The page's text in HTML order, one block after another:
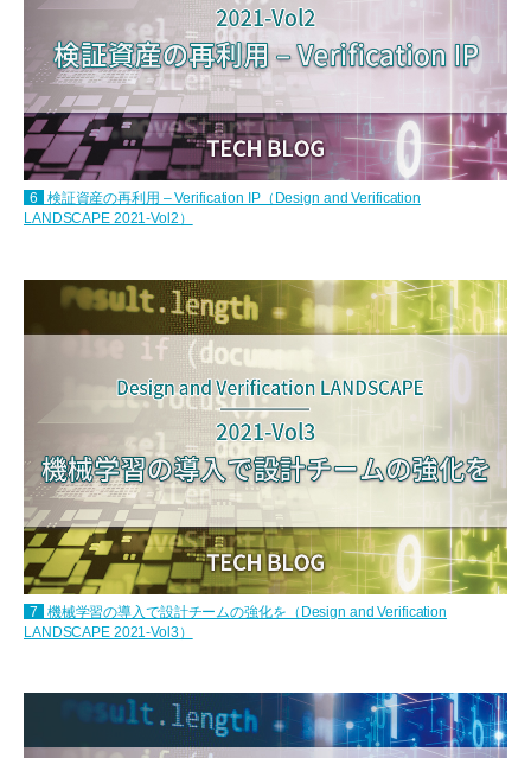
6
検証資産の再利用 – Verification IP（Design and Verification
LANDSCAPE 2021-Vol2）
7
機械学習の導入で設計チームの強化を（Design and Verification
LANDSCAPE 2021-Vol3）